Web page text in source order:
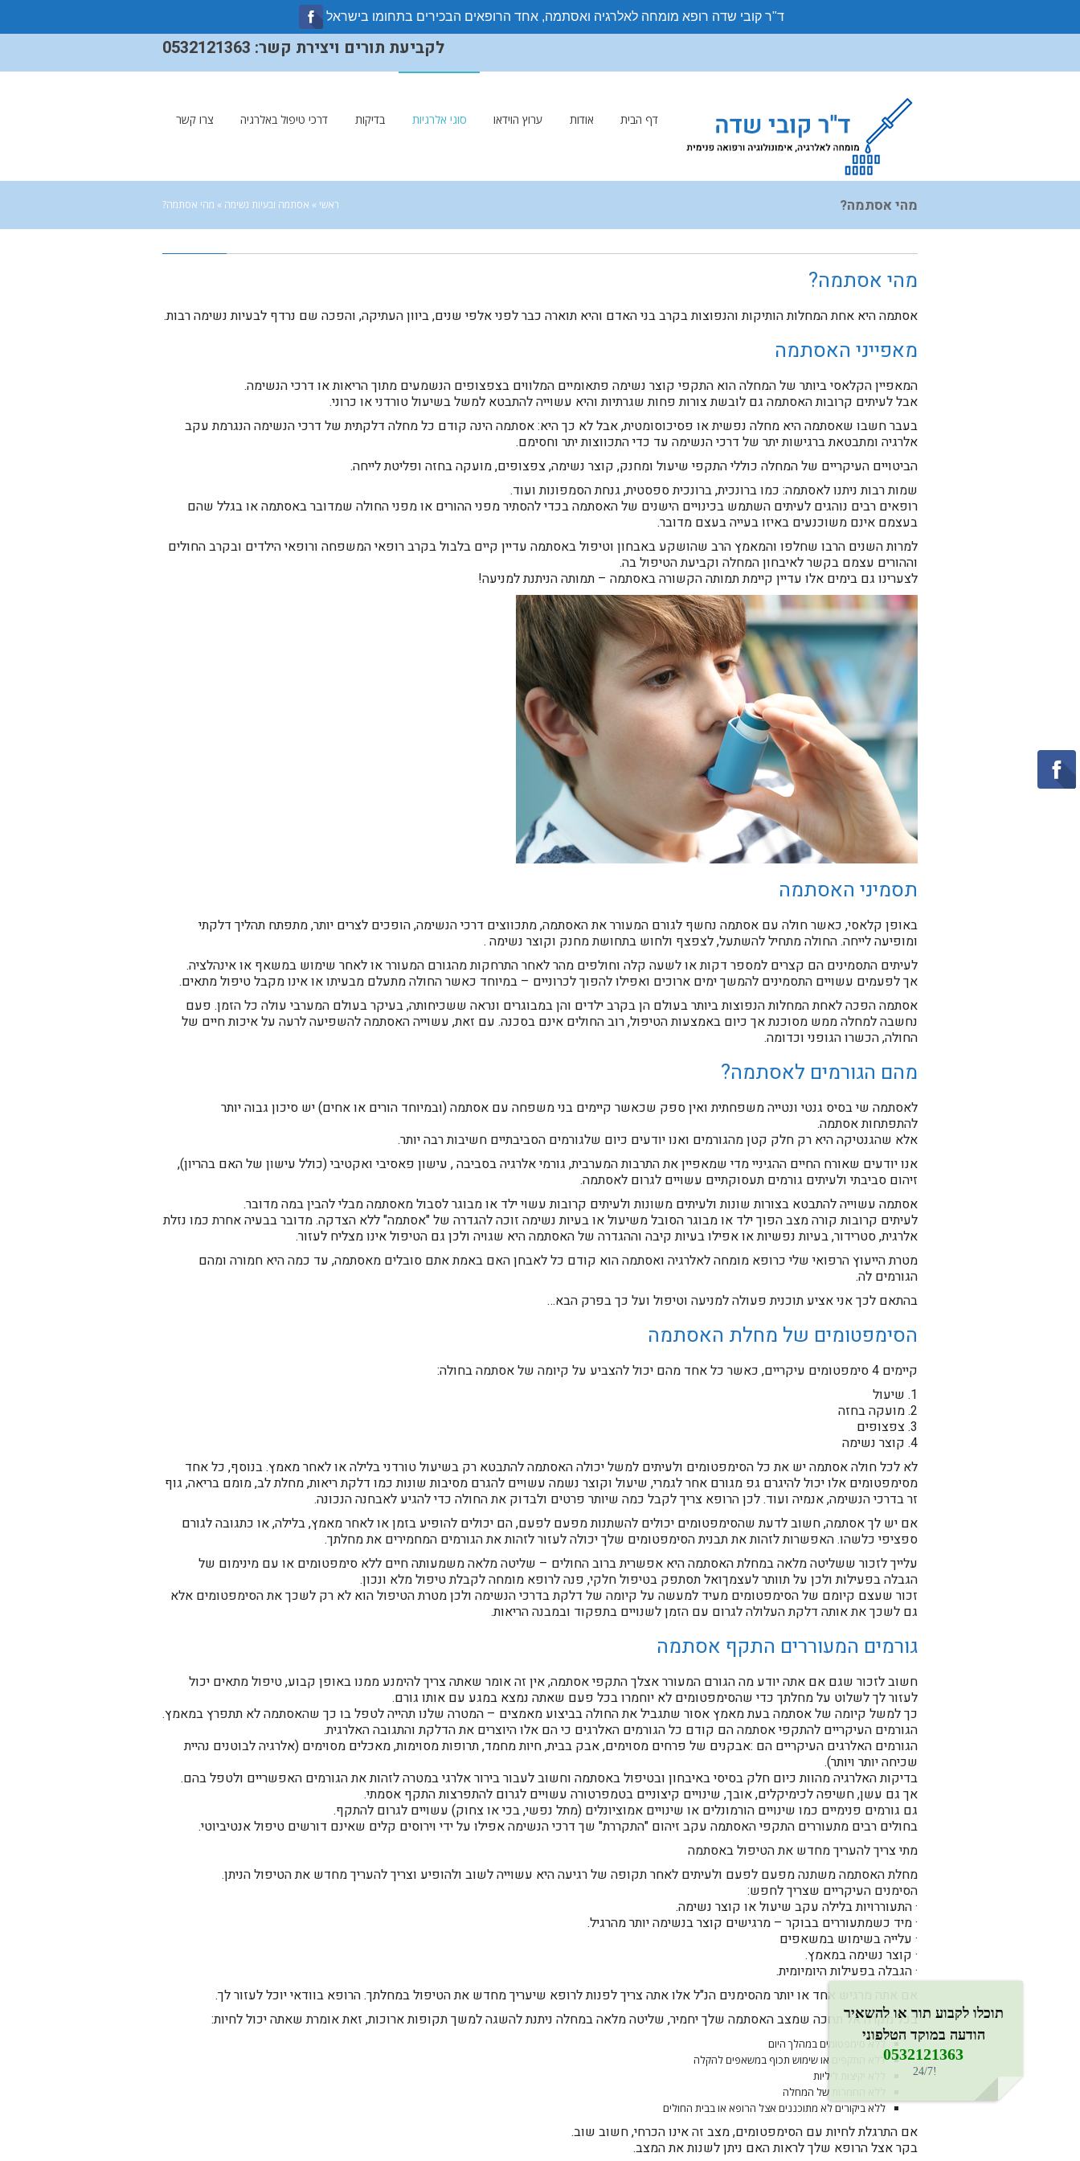
לקביעת תורים ויצירת קשר: 0532121363
דף הבית אודות ערוץ הוידאו סוגי אלרגיות בדיקות דרכי טיפול באלרגיה צרו קשר
מהי אסתמה? ראשי » אסתמה ובעיות נשימה » מהי אסתמה?
מהי אסתמה?
אסתמה היא אחת המחלות הותיקות והנפוצות בקרב בני האדם והיא תוארה כבר לפני אלפי שנים, ביוון העתיקה, והפכה שם נרדף לבעיות נשימה רבות.
מאפייני האסתמה
המאפיין הקלאסי ביותר של המחלה הוא התקפי קוצר נשימה פתאומיים המלווים בצפצופים הנשמעים מתוך הריאות או דרכי הנשימה.
אבל לעיתים קרובות האסתמה גם לובשת צורות פחות שגרתיות והיא עשוייה להתבטא למשל בשיעול טורדני או כרוני.
בעבר חשבו שאסתמה היא מחלה נפשית או פסיכוסומטית, אבל לא כך היא: אסתמה הינה קודם כל מחלה דלקתית של דרכי הנשימה הנגרמת עקב
אלרגיה ומתבטאת ברגישות יתר של דרכי הנשימה עד כדי התכווצות יתר וחסימם.
הביטויים העיקריים של המחלה כוללי התקפי שיעול ומחנק, קוצר נשימה, צפצופים, מועקה בחזה ופליטת לייחה.
שמות רבות ניתנו לאסתמה: כמו ברונכית, ברונכית ספסטית, גנחת הסמפונות ועוד.
רופאים רבים נוהגים לעיתים השתמש בכינויים הישנים של האסתמה בכדי להסתיר מפני ההורים או מפני החולה שמדובר באסתמה או בגלל שהם
בעצמם אינם משוכנעים באיזו בעייה בעצם מדובר.
למרות השנים הרבו שחלפו והמאמץ הרב שהושקע באבחון וטיפול באסתמה עדיין קיים בלבול בקרב רופאי המשפחה ורופאי הילדים ובקרב החולים
וההורים עצמם בקשר לאיבחון המחלה וקביעת הטיפול בה.
לצערינו גם בימים אלו עדיין קיימת תמותה הקשורה באסתמה – תמותה הניתנת למניעה!
תסמיני האסתמה
באופן קלאסי, כאשר חולה עם אסתמה נחשף לגורם המעורר את האסתמה, מתכווצים דרכי הנשימה, הופכים לצרים יותר, מתפתח תהליך דלקתי
ומופיעה לייחה. החולה מתחיל להשתעל, לצפצף ולחוש בתחושת מחנק וקוצר נשימה .
לעיתים התסמינים הם קצרים למספר דקות או לשעה קלה וחולפים מהר לאחר התרחקות מהגורם המעורר או לאחר שימוש במשאף או אינהלציה.
אך לפעמים עשויים התסמינים להמשך ימים ארוכים ואפילו להפוך לכרוניים – במיוחד כאשר החולה מתעלם מבעיתו או אינו מקבל טיפול מתאים.
אסתמה הפכה לאחת המחלות הנפוצות ביותר בעולם הן בקרב ילדים והן במבוגרים ונראה ששכיחותה, בעיקר בעולם המערבי עולה כל הזמן. פעם
נחשבה למחלה ממש מסוכנת אך כיום באמצעות הטיפול, רוב החולים אינם בסכנה. עם זאת, עשוייה האסתמה להשפיעה לרעה על איכות חיים של
החולה, הכשרו הגופני וכדומה.
מהם הגורמים לאסתמה?
לאסתמה שי בסיס גנטי ונטייה משפחתית ואין ספק שכאשר קיימים בני משפחה עם אסתמה (ובמיוחד הורים או אחים) יש סיכון גבוה יותר
להתפתחות אסתמה.
אלא שהגנטיקה היא רק חלק קטן מהגורמים ואנו יודעים כיום שלגורמים הסביבתיים חשיבות רבה יותר.
אנו יודעים שאורח החיים ההגיניי מדי שמאפיין את התרבות המערבית, גורמי אלרגיה בסביבה , עישון פאסיבי ואקטיבי (כולל עישון של האם בהריון),
זיהום סביבתי ולעיתים גורמים תעסוקתיים עשויים לגרום לאסתמה.
אסתמה עשוייה להתבטא בצורות שונות ולעיתים משונות ולעיתים קרובות עשוי ילד או מבוגר לסבול מאסתמה מבלי להבין במה מדובר.
לעיתים קרובות קורה מצב הפוך ילד או מבוגר הסובל משיעול או בעיות נשימה זוכה להגדרה של "אסתמה" ללא הצדקה. מדובר בבעיה אחרת כמו נזלת
אלרגית, סטרידור, בעיות נפשיות או אפילו בעיות קיבה וההגדרה של האסתמה היא שגויה ולכן גם הטיפול אינו מצליח לעזור.
מטרת הייעוץ הרפואי שלי כרופא מומחה לאלרגיה ואסתמה הוא קודם כל לאבחן האם באמת אתם סובלים מאסתמה, עד כמה היא חמורה ומהם
הגורמים לה.
בהתאם לכך אני אציע תוכנית פעולה למניעה וטיפול ועל כך בפרק הבא…
הסימפטומים של מחלת האסתמה
קיימים 4 סימפטומים עיקריים, כאשר כל אחד מהם יכול להצביע על קיומה של אסתמה בחולה:
1. שיעול
2. מועקה בחזה
3. צפצופים
4. קוצר נשימה
לא לכל חולה אסתמה יש את כל הסימפטומים ולעיתים למשל יכולה האסתמה להתבטא רק בשיעול טורדני בלילה או לאחר מאמץ. בנוסף, כל אחד
מסימפטומים אלו יכול להיגרם גפ מגורם אחר לגמרי, שיעול וקוצר נשמה עשויים להגרם מסיבות שונות כמו דלקת ריאות, מחלת לב, מומם בריאה, גוף
זר בדרכי הנשימה, אנמיה ועוד. לכן הרופא צריך לקבל כמה שיותר פרטים ולבדוק את החולה כדי להגיע לאבחנה הנכונה.
אם יש לך אסתמה, חשוב לדעת שהסימפטומים יכולים להשתנות מפעם לפעם, הם יכולים להופיע בזמן או לאחר מאמץ, בלילה, או כתגובה לגורם
ספציפי כלשהו. האפשרות לזהות את תבנית הסימפטומים שלך יכולה לעזור לזהות את הגורמים המחמירים את מחלתך.
עלייך לזכור ששליטה מלאה במחלת האסתמה היא אפשרית ברוב החולים – שליטה מלאה משמעותה חיים ללא סימפטומים או עם מינימום של
הגבלה בפעילות ולכן על תוותר לעצמךואל תסתפק בטיפול חלקי, פנה לרופא מומחה לקבלת טיפול מלא ונכון.
זכור שעצם קיומם של הסימפטומים מעיד למעשה על קיומה של דלקת בדרכי הנשימה ולכן מטרת הטיפול הוא לא רק לשכך את הסימפטומים אלא
גם לשכך את אותה דלקת העלולה לגרום עם הזמן לשנויים בתפקוד ובמבנה הריאות.
גורמים המעוררים התקף אסתמה
חשוב לזכור שגם אם אתה יודע מה הגורם המעורר אצלך התקפי אסתמה, אין זה אומר שאתה צריך להימנע ממנו באופן קבוע, טיפול מתאים יכול
לעזור לך לשלוט על מחלתך כדי שהסימפטומים לא יוחמרו בכל פעם שאתה נמצא במגע עם אותו גורם.
כך למשל קיומה של אסתמה בעת מאמץ אסור שתגביל את החולה בביצוע מאמצים – המטרה שלנו תהייה לטפל בו כך שהאסתמה לא תתפרץ במאמץ.
הגורמים העיקריים להתקפי אסתמה הם קודם כל הגורמים האלרגים כי הם אלו היוצרים את הדלקת והתגובה האלרגית.
הגורמים האלרגים העיקריים הם :אבקנים של פרחים מסוימים, אבק בבית, חיות מחמד, תרופות מסוימות, מאכלים מסוימים (אלרגיה לבוטנים נהיית
שכיחה יותר ויותר).
בדיקות האלרגיה מהוות כיום חלק בסיסי באיבחון ובטיפול באסתמה וחשוב לעבור בירור אלרגי במטרה לזהות את הגורמים האפשריים ולטפל בהם.
אך גם עשן, חשיפה לכימיקלים, אובך, שינויים קיצוניים בטמפרטורה עשויים לגרום להתפרצות התקף אסמתי.
גם גורמים פנימיים כמו שינויים הורמונלים או שינויים אמוציונלים (מתל נפשי, בכי או צחוק) עשויים לגרום להתקף.
בחולים רבים מתעוררים התקפי האסתמה עקב זיהום "התקררת" שך דרכי הנשימה אפילו על ידי וירוסים קלים שאינם דורשים טיפול אנטיביוטי.
מתי צריך להעריך מחדש את הטיפול באסתמה
מחלת האסתמה משתנה מפעם לפעם ולעיתים לאחר תקופה של רגיעה היא עשוייה לשוב ולהופיע וצריך להעריך מחדש את הטיפול הניתן.
הסימנים העיקריים שצריך לחפש:
· התעוררויות בלילה עקב שיעול או קוצר נשימה.
· מיד כשמתעוררים בבוקר – מרגישים קוצר בנשימה יותר מהרגיל.
· עלייה בשימוש במשאפים
· קוצר נשימה במאמץ.
· הגבלה בפעילות היומיומית.
אם אתה מרגיש אחד או יותר מהסימנים הנ"ל אלו אתה צריך לפנות לרופא שיעריך מחדש את הטיפול במחלתך. הרופא בוודאי יוכל לעזור לך.
בכל מקרה אל תחכה שמצב האסתמה שלך יחמיר, שליטה מלאה במחלה ניתנת להשגה למשך תקופות ארוכות, זאת אומרת שאתה יכול לחיות:
ללא סימפטומים במהלך היום
ללא התקפים או שימוש תכוף במשאפים להקלה
ללא יקיצות ליליות
ללא החמרות של המחלה
ללא ביקורים לא מתוכננים אצל הרופא או בבית החולים
אם התרגלת לחיות עם הסימפטומים, מצב זה אינו הכרחי, חשוב שוב.
בקר אצל הרופא שלך לראות האם ניתן לשנות את המצב.
ד"ר קובי שדה רופא מומחה לאלרגיה ואסתמה, אחד הרופאים הבכירים בתחומו בישראל
תוכלו לקבוע תור או להשאיר
הודעה במוקד הטלפוני
0532121363​
!24/7